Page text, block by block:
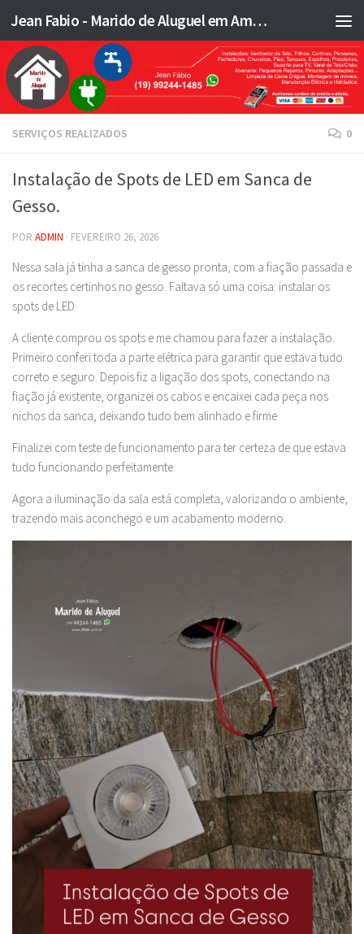
Skip to content Jean Fabio - Marido de Aluguel em Americana SP e região - JFMA
SERVIÇOS REALIZADOS 0
Instalação de Spots de LED em Sanca de
Gesso.
POR ADMIN · FEVEREIRO 26, 2026
Nessa sala já tinha a sanca de gesso pronta, com a fiação passada e
os recortes certinhos no gesso. Faltava só uma coisa: instalar os
spots de LED.
A cliente comprou os spots e me chamou para fazer a instalação.
Primeiro conferi toda a parte elétrica para garantir que estava tudo
correto e seguro. Depois fiz a ligação dos spots, conectando na
fiação já existente, organizei os cabos e encaixei cada peça nos
nichos da sanca, deixando tudo bem alinhado e firme.
Finalizei com teste de funcionamento para ter certeza de que estava
tudo funcionando perfeitamente.
Agora a iluminação da sala está completa, valorizando o ambiente,
trazendo mais aconchego e um acabamento moderno.